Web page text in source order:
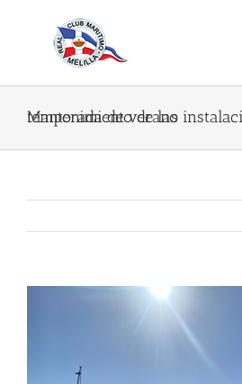
Mantenimiento de las instalaciones cara a la temporada de verano